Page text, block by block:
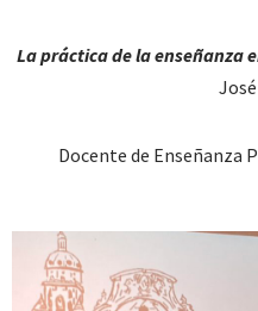
La práctica de la enseñanza
Docente de Enseñanza